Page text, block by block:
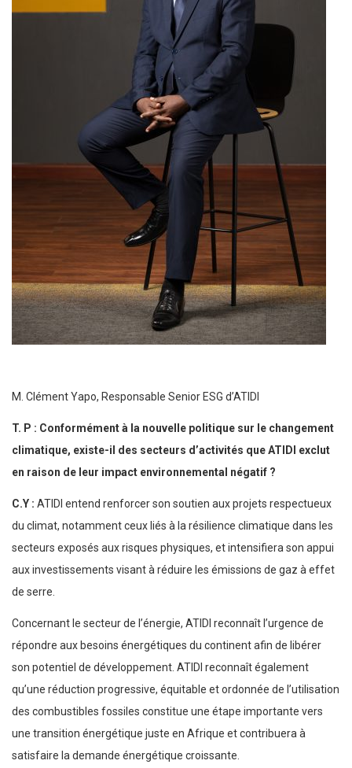
M. Clément Yapo, Responsable Senior ESG d’ATIDI
T. P : Conformément à la nouvelle politique sur le changement
climatique, existe-il des secteurs d’activités que ATIDI exclut
en raison de leur impact environnemental négatif ?
C.Y : ATIDI entend renforcer son soutien aux projets respectueux
du climat, notamment ceux liés à la résilience climatique dans les
secteurs exposés aux risques physiques, et intensifiera son appui
aux investissements visant à réduire les émissions de gaz à effet
de serre.
Concernant le secteur de l’énergie, ATIDI reconnaît l’urgence de
répondre aux besoins énergétiques du continent afin de libérer
son potentiel de développement. ATIDI reconnaît également
qu’une réduction progressive, équitable et ordonnée de l’utilisation
des combustibles fossiles constitue une étape importante vers
une transition énergétique juste en Afrique et contribuera à
satisfaire la demande énergétique croissante.